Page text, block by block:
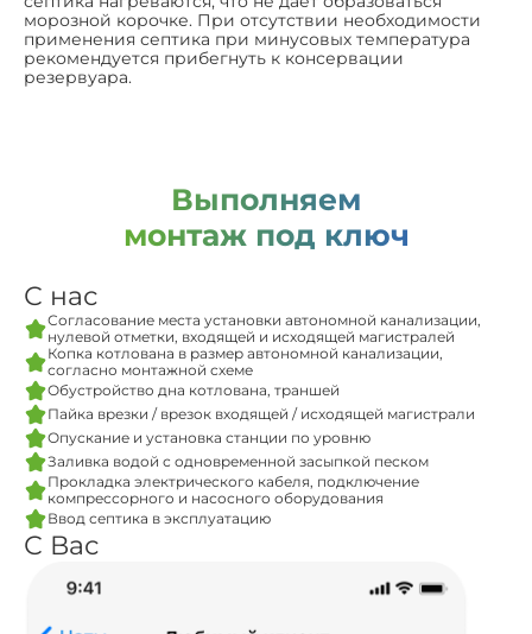
морозной корочке. При отсутствии необходимости
применения септика при минусовых температура
рекомендуется прибегнуть к консервации
резервуара.
Выполняем
монтаж под ключ
С нас
Согласование места установки автономной канализации,
нулевой отметки, входящей и исходящей магистралей
Копка котлована в размер автономной канализации,
согласно монтажной схеме
Обустройство дна котлована, траншей
Пайка врезки / врезок входящей / исходящей магистрали
Опускание и установка станции по уровню
Заливка водой с одновременной засыпкой песком
Прокладка электрического кабеля, подключение
компрессорного и насосного оборудования
Ввод септика в эксплуатацию
С Вас